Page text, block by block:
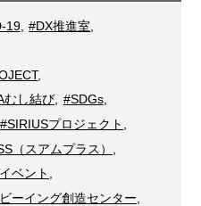
19, #DX推進室
,
むし結び, #SDGs,
#SIRIUSプロジェクト
（スアムプラス）
ベント
ーイング創造センター